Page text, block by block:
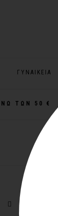
ΓΥΝΑΙΚΕΊΑ
ΤΩΝ 50 €